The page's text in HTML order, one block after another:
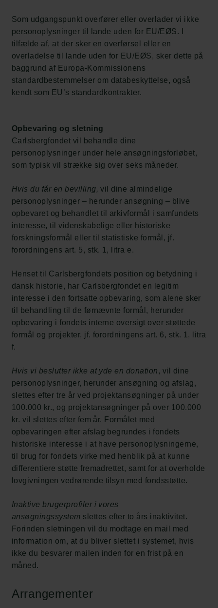
Som udgangspunkt overfører eller overlader vi ikke
personoplysninger til lande uden for EU/EØS. I
tilfælde af, at der sker en overførsel eller en
overladelse til lande uden for EU/EØS, sker dette på
baggrund af Europa-Kommissionens
standardbestemmelser om databeskyttelse, også
kendt som EU’s standardkontrakter.
Opbevaring og sletning
Carlsbergfondet vil behandle dine
personoplysninger under hele ansøgningsforløbet,
som typisk vil strække sig over seks måneder.
Hvis du får en bevilling, vil dine almindelige
personoplysninger – herunder ansøgning – blive
opbevaret og behandlet til arkivformål i samfundets
interesse, til videnskabelige eller historiske
forskningsformål eller til statistiske formål, jf.
forordningens art. 5, stk. 1, litra e.
Henset til Carlsbergfondets position og betydning i
dansk historie, har Carlsbergfondet en legitim
interesse i den fortsatte opbevaring, som alene sker
til behandling til de førnævnte formål, herunder
opbevaring i fondets interne oversigt over støttede
formål og projekter, jf. forordningens art. 6, stk. 1, litra
f.
Hvis vi beslutter ikke at yde en donation, vil dine
personoplysninger, herunder ansøgning og afslag,
slettes efter tre år ved projektansøgninger på under
100.000 kr., og projektansøgninger på over 100.000
kr. vil slettes efter fem år. Formålet med
opbevaringen efter afslag begrundes i fondets
historiske interesse i at have personoplysningerne,
til brug for fondets virke med henblik på at kunne
differentiere støtte fremadrettet, samt for at overholde
lovgivningen vedrørende tilsyn med fondsstøtte.
Inaktive brugerprofiler i vores
ansøgningssystem slettes efter to års inaktivitet.
Forinden sletningen vil du modtage en mail med
information om, at du bliver slettet i systemet, hvis
ikke du besvarer mailen inden for en frist på en
måned.
Arrangementer